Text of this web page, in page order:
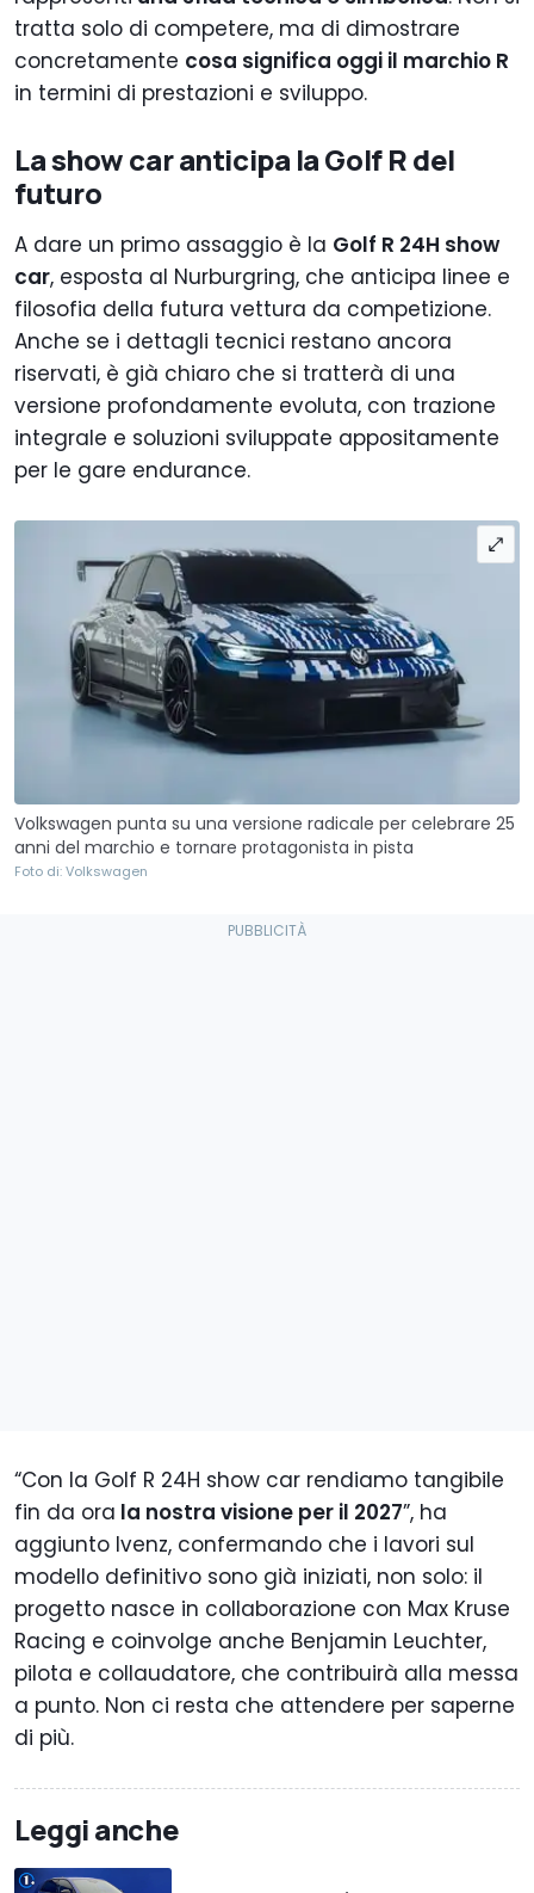
tratta solo di competere, ma di dimostrare
concretamente cosa significa oggi il marchio R
in termini di prestazioni e sviluppo.
La show car anticipa la Golf R del
futuro
A dare un primo assaggio è la Golf R 24H show
car, esposta al Nurburgring, che anticipa linee e
filosofia della futura vettura da competizione.
Anche se i dettagli tecnici restano ancora
riservati, è già chiaro che si tratterà di una
versione profondamente evoluta, con trazione
integrale e soluzioni sviluppate appositamente
per le gare endurance.
Volkswagen punta su una versione radicale per celebrare 25
anni del marchio e tornare protagonista in pista
Foto di: Volkswagen
“Con la Golf R 24H show car rendiamo tangibile
fin da ora la nostra visione per il 2027”, ha
aggiunto Ivenz, confermando che i lavori sul
modello definitivo sono già iniziati, non solo: il
progetto nasce in collaborazione con Max Kruse
Racing e coinvolge anche Benjamin Leuchter,
pilota e collaudatore, che contribuirà alla messa
a punto. Non ci resta che attendere per saperne
di più.
Leggi anche